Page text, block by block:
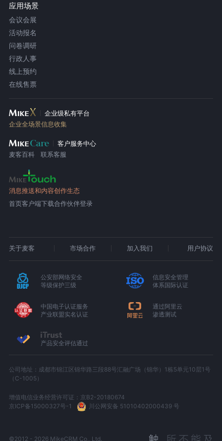
应用场景
会议会展
活动报名
问卷调研
行政人事
线上预约
在线售票
企业级私有平台
企业全场景信息收集
客户服务中心
麦客百科
联系客服
消息推送和内容创作生态
首页客户端下载合作伙伴登录
关于麦客 市场合作 加入我们 用户协议
公安部网络安全
等级保护三级
信息安全管理
体系国际认证
中国电子认证服务
产业联盟实名认证
通过阿里云
渗透测试
产品安全评估通过
公司地址：成都市锦江区锦华路三段88号汇融广场（锦华）1栋5单元10层1号
（C-1005）
增值电信业务经营许可证：京B2-20180674
京ICP备15000327号-1
川公网安备 51010402000439 号
©2012 - 2026 MikeCRM Co., Ltd.